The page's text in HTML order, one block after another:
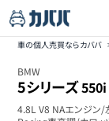
車の個人売買ならカババ
BMW
5シリーズ550i
4.8L V8 NAエンジン/